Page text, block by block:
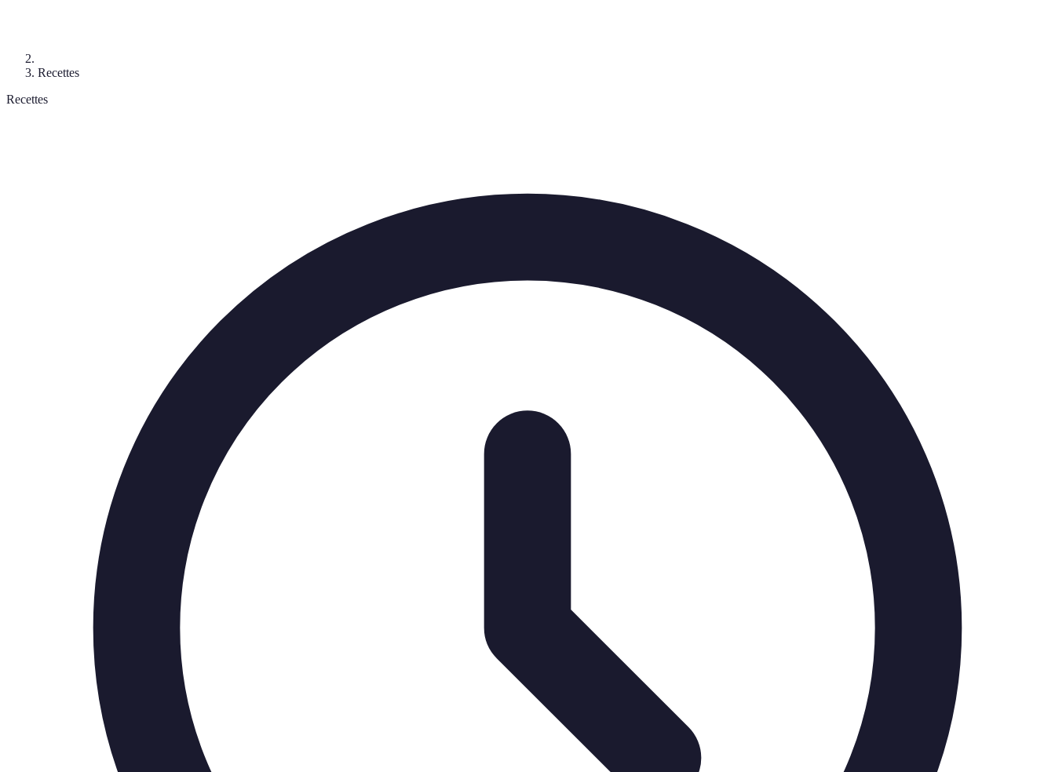
Recettes
Recettes